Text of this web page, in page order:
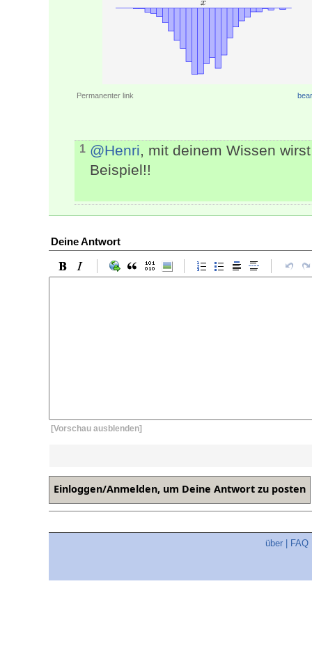
Permanenter link
1 @Henri, mit deinem Wissen
Beispiel!!
Deine Antwort
[Vorschau ausblenden]
über FAQ